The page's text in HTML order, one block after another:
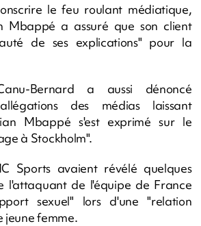
le feu roulant médiatique,
Mbappé a assuré que son client
de ses explications" pour la
Bernard a aussi dénoncé
des médias laissant
Mbappé s'est exprimé sur le
à Stockholm".
Sports avaient révélé quelques
l'attaquant de l'équipe de France
sexuel" lors d'une "relation
jeune femme.